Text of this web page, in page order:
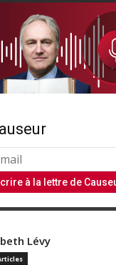
Lévy